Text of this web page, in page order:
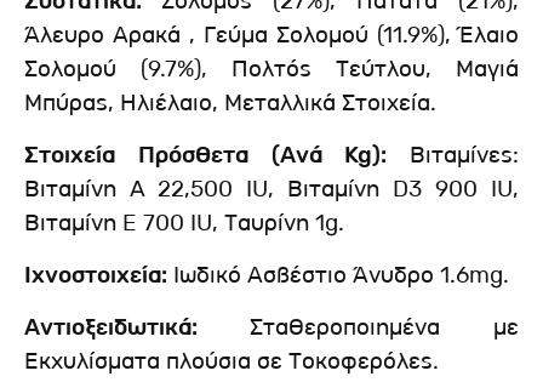
Άλευρο Αρακά , Γεύμα Σολομού (11.9%), Έλαιο
Σολομού (9.7%), Πολτός Τεύτλου, Μαγιά
Μπύρας, Ηλιέλαιο, Mεταλλικά Στοιχεία.
Στοιχεία Πρόσθετα (Ανά Kg): Βιταμίνες:
Βιταμίνη A 22,500 IU, Βιταμίνη D3 900 IU,
Βιταμίνη E 700 IU, Tαυρίνη 1g.
Ιχνοστοιχεία: Ιωδικό Ασβέστιο Άνυδρο 1.6mg.
Αντιοξειδωτικά: Σταθεροποιημένα με
Εκχυλίσματα πλούσια σε Τοκοφερόλες.